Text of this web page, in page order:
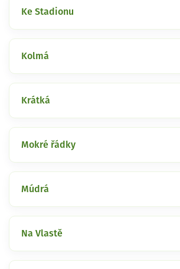
Ke Stadionu
Kolmá
Krátká
Mokré řádky
Múdrá
Na Vlastě